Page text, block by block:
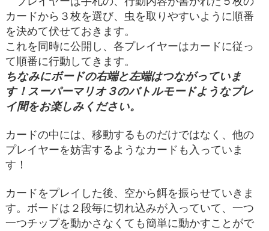
カードから３枚を選び、虫を取りやすいように順番
を決めて伏せておきます。
これを同時に公開し、各プレイヤーはカードに従っ
て順番に行動してきます。
ちなみにボードの右端と左端はつながっていま
す！スーパーマリオ３のバトルモードようなプレ
イ間をお楽しみください。
カードの中には、移動するものだけではなく、他の
プレイヤーを妨害するようなカードも入っていま
す！
カードをプレイした後、空から餌を振らせていきま
す。ボードは２段毎に切れ込みが入っていて、一つ
一つチップを動かさなくても簡単に動かすことがで